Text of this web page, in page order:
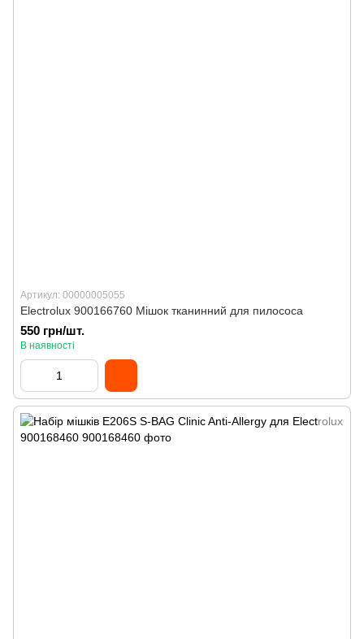
Артикул: 00000005055
Electrolux 900166760 Мішок тканинний для пилососа
550 грн/шт.
В наявності